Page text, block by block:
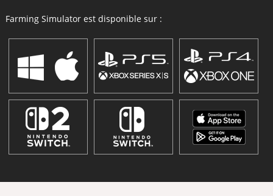
Farming Simulator est disponible sur :